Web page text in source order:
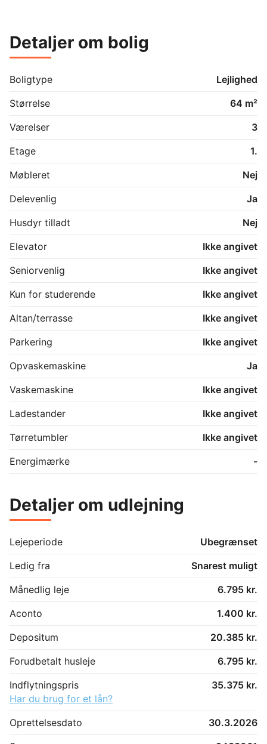
Detaljer om bolig
Boligtype
Lejlighed
Størrelse
64 m²
Værelser
3
Etage
1.
Møbleret
Nej
Delevenlig
Ja
Husdyr tilladt
Nej
Elevator
Ikke angivet
Seniorvenlig
Ikke angivet
Kun for studerende
Ikke angivet
Altan/terrasse
Ikke angivet
Parkering
Ikke angivet
Opvaskemaskine
Ja
Vaskemaskine
Ikke angivet
Ladestander
Ikke angivet
Tørretumbler
Ikke angivet
Energimærke
-
Detaljer om udlejning
Lejeperiode
Ubegrænset
Ledig fra
Snarest muligt
Månedlig leje
6.795 kr.
Aconto
1.400 kr.
Depositum
20.385 kr.
Forudbetalt husleje
6.795 kr.
Indflytningspris
35.375 kr.
Har du brug for et lån?
Oprettelsesdato
30.3.2026